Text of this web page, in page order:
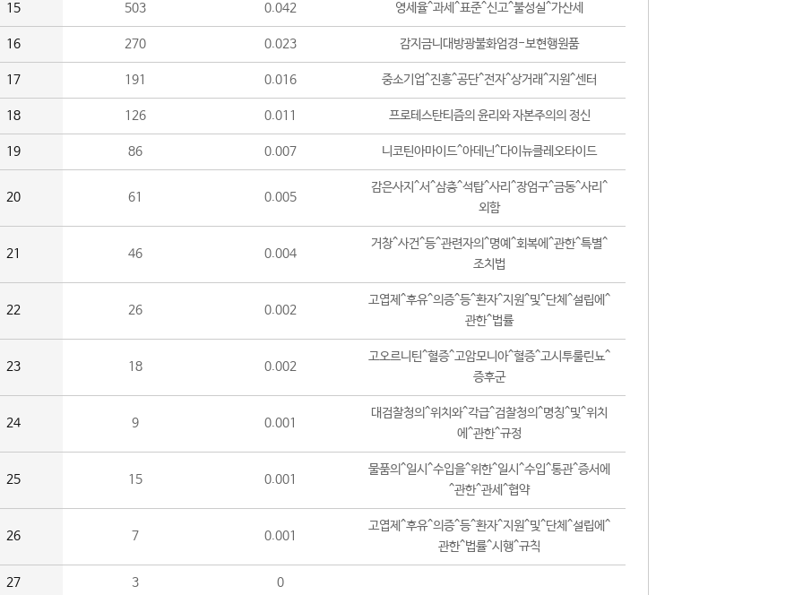
15 503 0.042 영세율^과세^표준^신고^불성실^가산세
16 270 0.023 감지금니대방광불화엄경-보현행원품
17 191 0.016 중소기업^진흥^공단^전자^상거래^지원^센터
18 126 0.011 프로테스탄티즘의 윤리와 자본주의의 정신
19 86 0.007 니코틴아마이드^아데닌^다이뉴클레오타이드
20 61 0.005
감은사지^서^삼층^석탑^사리^장엄구^금동^사리^
외함
21 46 0.004
거창^사건^등^관련자의^명예^회복에^관한^특별^
조치법
22 26 0.002
고엽제^후유^의증^등^환자^지원^및^단체^설립에^
관한^법률
23 18 0.002
고오르니틴^혈증^고암모니아^혈증^고시투룰린뇨^
증후군
24 9 0.001
대검찰청의^위치와^각급^검찰청의^명칭^및^위치
에^관한^규정
25 15 0.001
물품의^일시^수입을^위한^일시^수입^통관^증서에
^관한^관세^협약
26 7 0.001
고엽제^후유^의증^등^환자^지원^및^단체^설립에^
관한^법률^시행^규칙
27 3 0